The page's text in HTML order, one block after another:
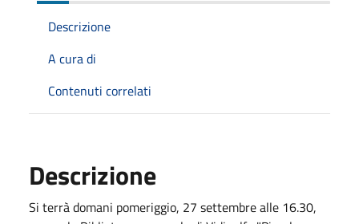
Descrizione
A cura di
Contenuti correlati
Descrizione
Si terrà domani pomeriggio, 27 settembre alle 16.30,